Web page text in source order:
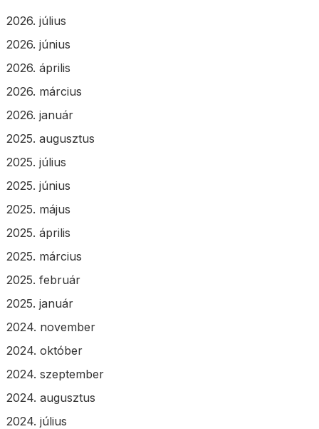
2026. július
2026. június
2026. április
2026. március
2026. január
2025. augusztus
2025. július
2025. június
2025. május
2025. április
2025. március
2025. február
2025. január
2024. november
2024. október
2024. szeptember
2024. augusztus
2024. július